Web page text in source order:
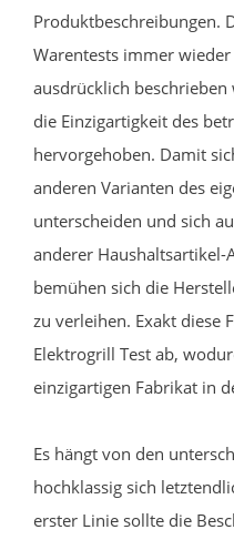
Produktbeschreibungen.
Warentests immer
ausdrücklich
die Einzigartigkeit des
hervorgehoben. Damit
anderen Varianten des
unterscheiden und sich
anderer
bemühen sich die
zu verleihen. Exakt diese
Elektrogrill Test ab,
einzigartigen Fabrikat in
Es hängt von den
hochklassig sich
erster Linie sollte die